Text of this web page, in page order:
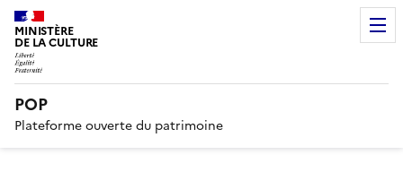
MINISTÈRE
DE LA CULTURE
POP
Plateforme ouverte du patrimoine